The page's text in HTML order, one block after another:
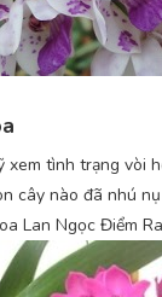
tình trạng vòi
cây nào đã nhú
Lan Ngọc Điểm